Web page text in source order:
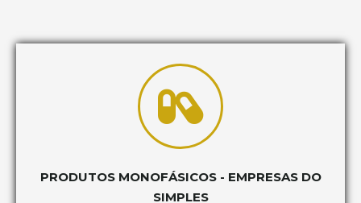
PRODUTOS MONOFÁSICOS - EMPRESAS DO
SIMPLES